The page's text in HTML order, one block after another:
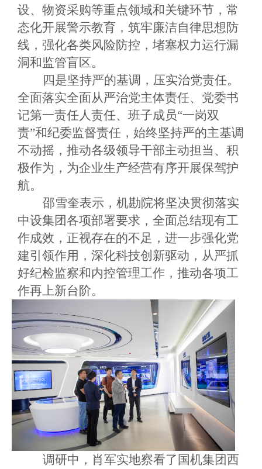
设、物资采购等重点领域和关键环节，常
态化开展警示教育，筑牢廉洁自律思想防
线，强化各类风险防控，堵塞权力运行漏
洞和监管盲区。
四是坚持严的基调，压实治党责任。
全面落实全面从严治党主体责任、党委书
记第一责任人责任、班子成员“一岗双
责”和纪委监督责任，始终坚持严的主基调
不动摇，推动各级领导干部主动担当、积
极作为，为企业生产经营有序开展保驾护
航。
邵雪奎表示，机勘院将坚决贯彻落实
中设集团各项部署要求，全面总结现有工
作成效，正视存在的不足，进一步强化党
建引领作用，深化科技创新驱动，从严抓
好纪检监察和内控管理工作，推动各项工
作再上新台阶。
调研中，肖军实地察看了国机集团西